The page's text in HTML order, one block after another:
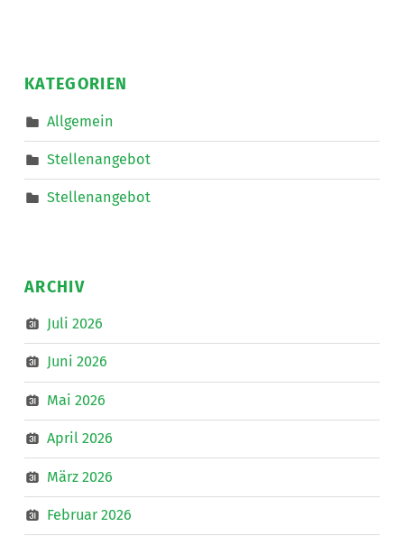
KATEGORIEN
Allgemein
Stellenangebot
Stellenangebot
ARCHIV
Juli 2026
Juni 2026
Mai 2026
April 2026
März 2026
Februar 2026